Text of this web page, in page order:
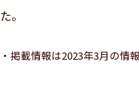
た。
掲載情報は2023年3月の情報